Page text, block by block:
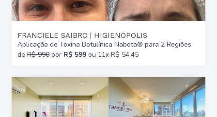
FRANCIELE SAIBRO | HIGIENÓPOLIS
Aplicação de Toxina Botulínica Nabota® para 2 Regiões
de R$ 990 por R$ 599 ou 11x R$ 54,45